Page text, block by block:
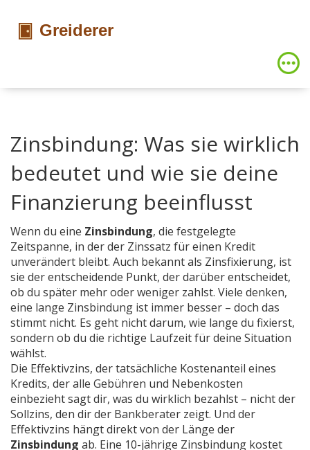
Zinsbindung: Was sie wirklich
bedeutet und wie sie deine
Finanzierung beeinflusst
Wenn du eine Zinsbindung, die festgelegte
Zeitspanne, in der der Zinssatz für einen Kredit
unverändert bleibt. Auch bekannt als Zinsfixierung, ist
sie der entscheidende Punkt, der darüber entscheidet,
ob du später mehr oder weniger zahlst. Viele denken,
eine lange Zinsbindung ist immer besser – doch das
stimmt nicht. Es geht nicht darum, wie lange du fixierst,
sondern ob du die richtige Laufzeit für deine Situation
wählst.
Die Effektivzins, der tatsächliche Kostenanteil eines
Kredits, der alle Gebühren und Nebenkosten
einbeziehtsagt dir, was du wirklich bezahlst – nicht der
Sollzins, den dir der Bankberater zeigt. Und der
Effektivzins hängt direkt von der Länge der
Zinsbindung ab. Eine 10-jährige Zinsbindung kostet